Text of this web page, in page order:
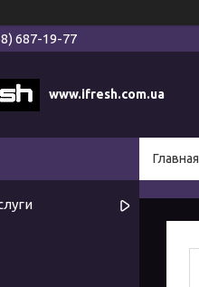
687-19-77
www.ifresh.com.ua
Главная